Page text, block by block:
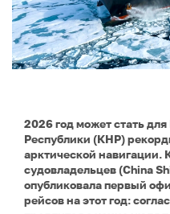
2026 год может стать
Республики (КНР)
арктической навигации.
судовладельцев (China
опубликовала первый
рейсов на этот год: